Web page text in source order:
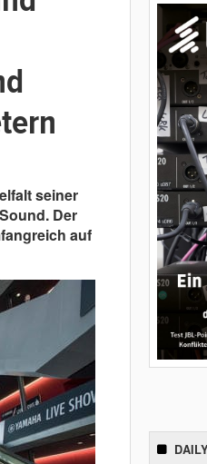
seiner
Sound. Der
auf